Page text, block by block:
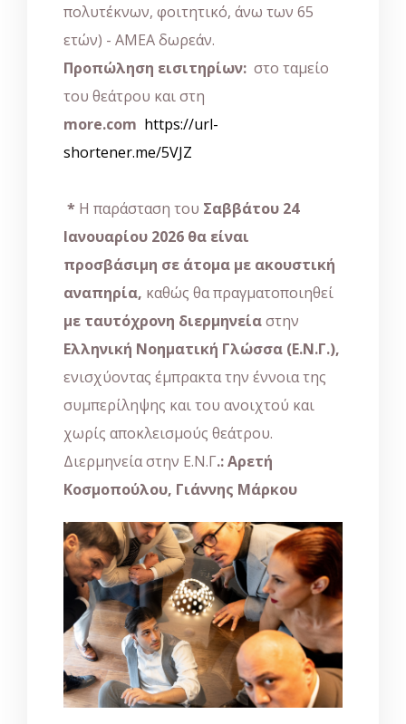
πολυτέκνων, φοιτητικό, άνω των 65
ετών) - ΑΜΕΑ δωρεάν.
Προπώληση εισιτηρίων: στο ταμείο
του θεάτρου και στη
more.com https://url-
shortener.me/5VJZ
* Η παράσταση του Σαββάτου 24
Ιανουαρίου 2026 θα είναι
προσβάσιμη σε άτομα με ακουστική
αναπηρία, καθώς θα πραγματοποιηθεί
με ταυτόχρονη διερμηνείαστην
Ελληνική Νοηματική Γλώσσα (Ε.Ν.Γ.),
ενισχύοντας έμπρακτα την έννοια της
συμπερίληψης και του ανοιχτού και
χωρίς αποκλεισμούς θεάτρου.
Διερμηνεία στην Ε.Ν.Γ.: Αρετή
Κοσμοπούλου, Γιάννης Μάρκου